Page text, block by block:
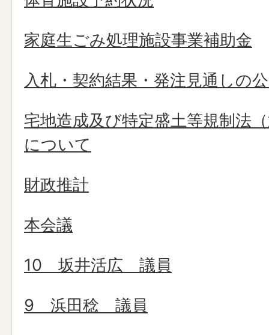
家庭生ごみ処理施設事業補助金
入札・契約結果・発注見通しの
宅地造成及び特定盛土等規制法
について
財政推計
本会議
10 坂井活広 議員
9 浜田稔 議員